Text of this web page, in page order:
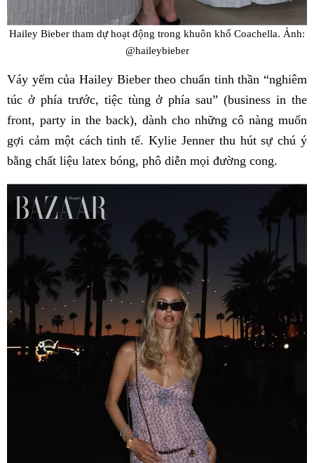
Hailey Bieber tham dự hoạt động trong khuôn khổ Coachella. Ảnh:
@haileybieber
Váy yếm của Hailey Bieber theo chuẩn tinh thần “nghiêm
túc ở phía trước, tiệc tùng ở phía sau” (business in the
front, party in the back), dành cho những cô nàng muốn
gợi cảm một cách tinh tế. Kylie Jenner thu hút sự chú ý
bằng chất liệu latex bóng, phô diễn mọi đường cong.